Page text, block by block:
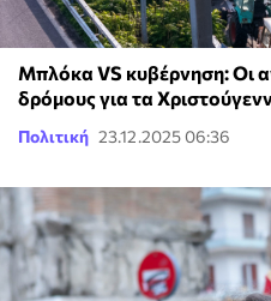
Μπλόκα VS κυβέρνηση: Οι
δρόμους για τα
Πολιτική 23.12.2025 06:36